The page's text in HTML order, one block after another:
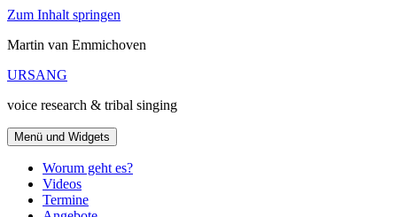
Zum Inhalt springen
Martin van Emmichoven
URSANG
voice research & tribal singing
Menü und Widgets
Worum geht es?
Videos
Termine